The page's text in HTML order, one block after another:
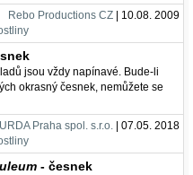
Rebo Productions CZ | 10.08. 2009
jsou vždy napínavé. Bude-li
okrasný česnek, nemůžete se
Praha spol. s.r.o. | 07.05. 2018
- česnek